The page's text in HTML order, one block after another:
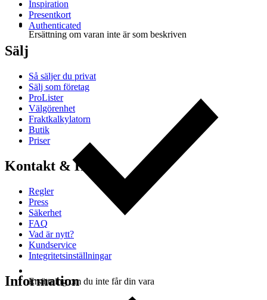
Ersättning om varan inte är som beskriven
Ersättning om du inte får din vara
Inspiration
Presentkort
Authenticated
Sälj
Så säljer du privat
Sälj som företag
ProLister
Välgörenhet
Fraktkalkylatorn
Butik
Priser
Kontakt & Hjälp
Regler
Press
Säkerhet
FAQ
Vad är nytt?
Kundservice
Integritetsinställningar
Information